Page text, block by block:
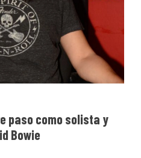
paso como solista y
Bowie